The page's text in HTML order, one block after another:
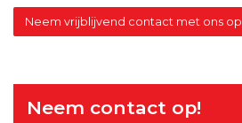
Neem vrijblijvend contact met ons op
Neem contact op!